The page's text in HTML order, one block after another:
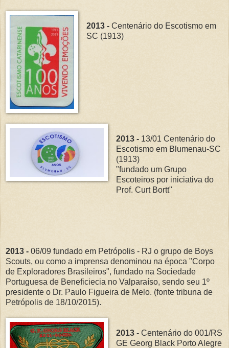
2013 -Centenário do Escotismo em
SC (1913)
2013 -13/01 Centenário do
Escotismo em Blumenau-SC
(1913)
"fundado um Grupo
Escoteiros por iniciativa do
Prof. Curt Bortt"
2013 - 06/09 fundado em Petrópolis - RJ o grupo de Boys
Scouts, ou como a imprensa denominou na época "Corpo
de Exploradores Brasileiros", fundado na Sociedade
Portuguesa de Beneficiecia no Valparaíso, sendo seu 1º
presidente o Dr. Paulo Figueira de Melo. (fonte tribuna de
Petrópolis de 18/10/2015).
2013 -Centenário do 001/RS
GE Georg Black Porto Alegre